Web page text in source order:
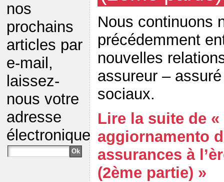
nos
prochains
articles par
e-mail,
laissez-
nous votre
adresse
électronique
Nous continuons
précédemment
nouvelles
assureur –
sociaux.
Lire la suite de
aggiornamento
assurances à
(2ème partie) »